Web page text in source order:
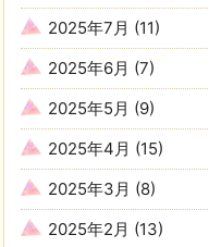
2025年7月 (11)
2025年6月 (7)
2025年5月 (9)
2025年4月 (15)
2025年3月 (8)
2025年2月 (13)